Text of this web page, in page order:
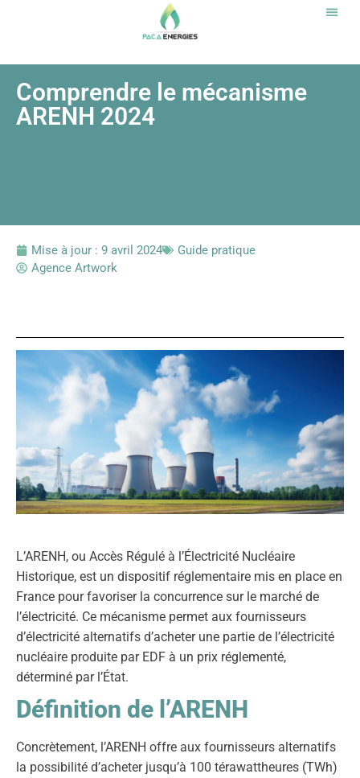
Comprendre le mécanisme
ARENH 2024
Mise à jour : 9 avril 2024
Guide pratique
Agence Artwork
L’ARENH, ou Accès Régulé à l’Électricité Nucléaire
Historique, est un dispositif réglementaire mis en place en
France pour favoriser la concurrence sur le marché de
l’électricité. Ce mécanisme permet aux fournisseurs
d’électricité alternatifs d’acheter une partie de l’électricité
nucléaire produite par EDF à un prix réglementé,
déterminé par l’État.
Définition de l’ARENH
Concrètement, l’ARENH offre aux fournisseurs alternatifs
la possibilité d’acheter jusqu’à 100 térawattheures (TWh)